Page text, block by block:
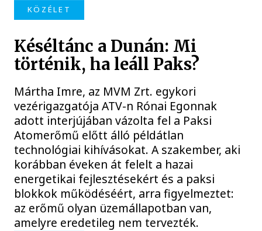
KÖZÉLET
Késéltánc a Dunán: Mi
történik, ha leáll Paks?
Mártha Imre, az MVM Zrt. egykori
vezérigazgatója ATV-n Rónai Egonnak
adott interjújában vázolta fel a Paksi
Atomerőmű előtt álló példátlan
technológiai kihívásokat. A szakember, aki
korábban éveken át felelt a hazai
energetikai fejlesztésekért és a paksi
blokkok működéséért, arra figyelmeztet:
az erőmű olyan üzemállapotban van,
amelyre eredetileg nem tervezték.